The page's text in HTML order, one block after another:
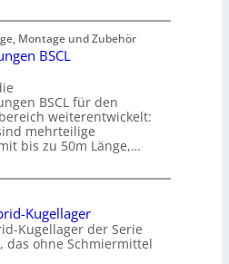
Montage und Zubehör
BSCL
BSCL für den
weiterentwickelt:
mehrteilige
bis zu 50m Länge,…
Kugellager
Kugellager der Serie
das ohne Schmiermittel